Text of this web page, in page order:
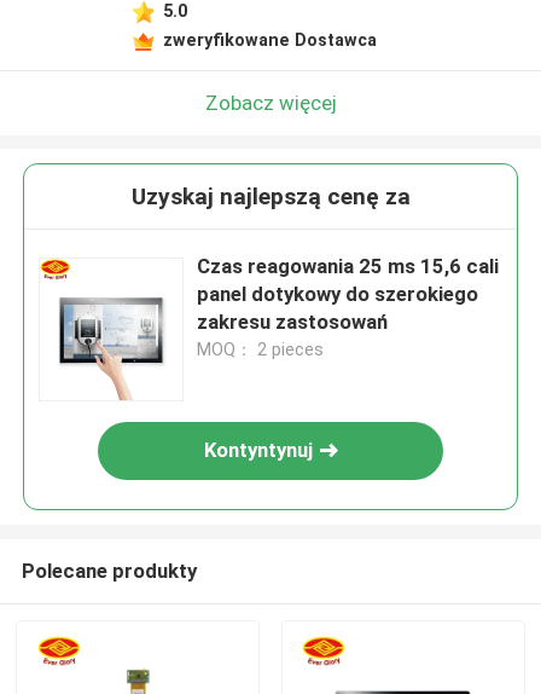
5.0
zweryfikowane Dostawca
Zobacz więcej
Uzyskaj najlepszą cenę za
Czas reagowania 25 ms 15,6 cali
panel dotykowy do szerokiego
zakresu zastosowań
MOQ： 2 pieces
Kontyntynuj
Polecane produkty